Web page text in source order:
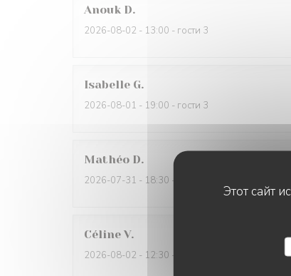
Этот сайт
Anouk D
2026-08-02 - 13:00 - гости 3
Isabelle G
2026-08-01 - 19:00 - гости 3
Mathéo D
2026-07-31 - 18:30 - гости 2
Céline V
2026-08-02 - 12:30 - гости 6